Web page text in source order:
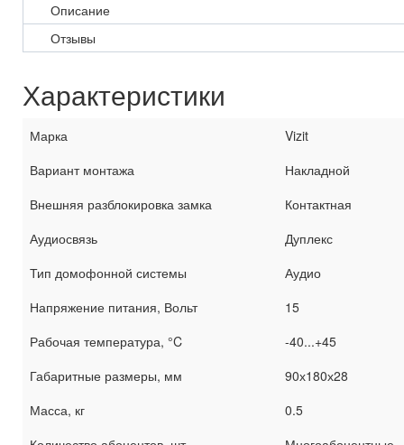
Описание
Отзывы
Характеристики
Марка
Vizit
Вариант монтажа
Накладной
Внешняя разблокировка замка
Контактная
Аудиосвязь
Дуплекс
Тип домофонной системы
Аудио
Напряжение питания, Вольт
15
Рабочая температура, °C
-40...+45
Габаритные размеры, мм
90х180х28
Масса, кг
0.5